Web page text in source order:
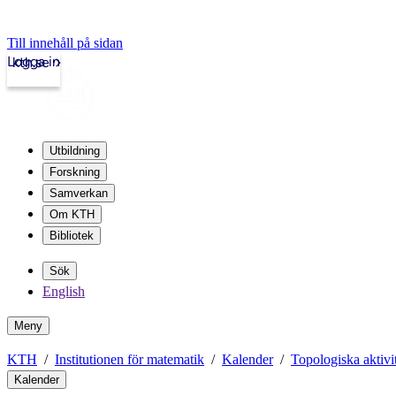
Till innehåll på sidan
kth.se
Logga in
Utbildning
Forskning
Samverkan
Om KTH
Bibliotek
Sök
English
Meny
KTH Institutionen för matematik Kalender Topologiska
Kalender